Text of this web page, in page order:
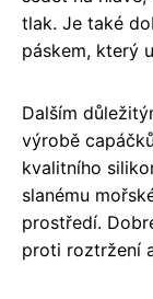
tlak. Je také
páskem, který
Dalším
výrobě
kvalitního
slanému
prostředí.
proti roztržení